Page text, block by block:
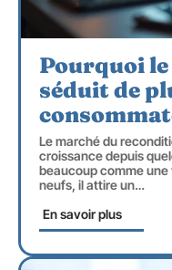
Pourquoi
séduit de
Le marché du
croissance depuis
beaucoup comme
neufs, il attire un…
En savoir plus